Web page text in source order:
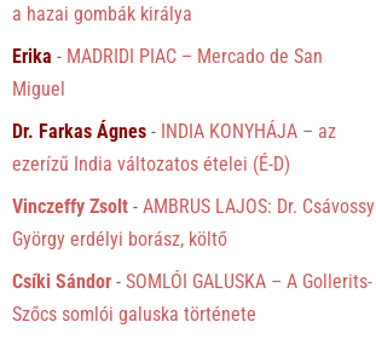
a hazai gombák királya
Erika - MADRIDI PIAC – Mercado de San
Miguel
Dr. Farkas Ágnes - INDIA KONYHÁJA – az
ezerízű India változatos ételei (É-D)
Vinczeffy Zsolt -AMBRUS LAJOS: Dr. Csávossy
György erdélyi borász, költő
Csíki Sándor -SOMLÓI GALUSKA – A Gollerits-
Szőcs somlói galuska története